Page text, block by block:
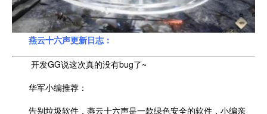
燕云十六声更新日志：
开发GG说这次真的没有bug了~
华军小编推荐：
告别垃圾软件，燕云十六声是一款绿色安全的软件，小编亲